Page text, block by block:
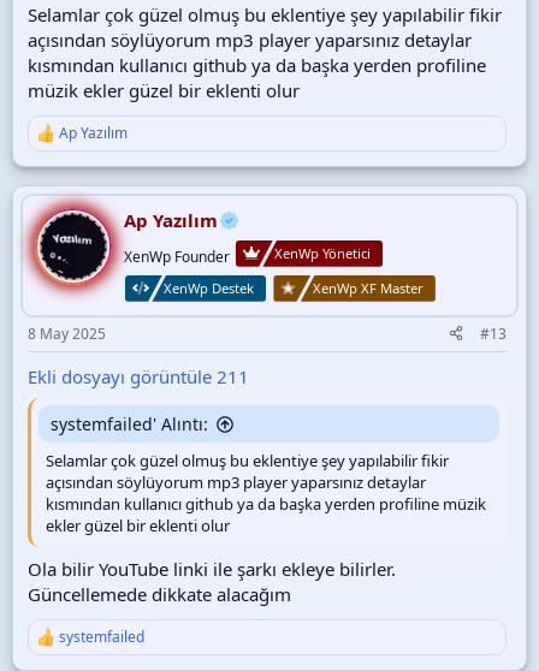
Selamlar çok güzel olmuş bu eklentiye şey yapılabilir fikir
açısından söylüyorum mp3 player yaparsınız detaylar
kısmından kullanıcı github ya da başka yerden profiline
müzik ekler güzel bir eklenti olur
T
p
k
i
l
e
r
Ap Yazılım
Ap Yazılım
XenWp Founder
XenWp Yönetici
XenWp Destek
XenWp XF Master
8 May 2025 #13
Ekli dosyayı görüntüle 211
systemfailed' Alıntı:
Selamlar çok güzel olmuş bu eklentiye şey yapılabilir fikir
açısından söylüyorum mp3 player yaparsınız detaylar
kısmından kullanıcı github ya da başka yerden profiline müzik
ekler güzel bir eklenti olur
Ola bilir YouTube linki ile şarkı ekleye bilirler.
Güncellemede dikkate alacağım
T
systemfailed